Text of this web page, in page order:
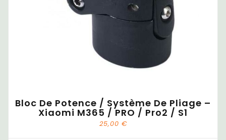
Bloc De Potence / Système De Pliage –
Xiaomi M365 / PRO / Pro2 / S1
25,00 €